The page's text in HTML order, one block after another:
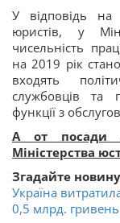
У відповідь на
юристів, у
чисельність
на 2019 рік
входять
службовців та
функції з
А от посади
Міністерства
Згадайте
Україна
0,5 млрд. гривень